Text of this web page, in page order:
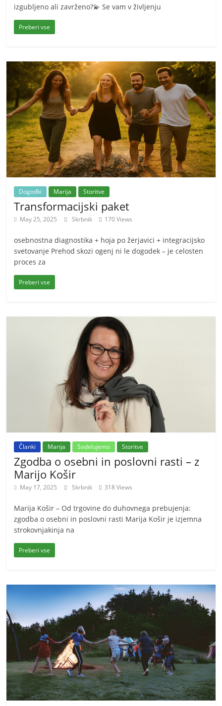
izgubljeno ali zavrženo?💫 Se vam v življenju
Preberi vse
Dogodki Marija Storitve
Transformacijski paket
May 25, 2025 Skrbnik 170 Views
osebnostna diagnostika + hoja po žerjavici + integracijsko
svetovanje Prehod skozi ogenj ni le dogodek – je celosten
proces za
Preberi vse
Članki Marija Sodelujemo Storitve
Zgodba o osebni in poslovni rasti – z
Marijo Košir
May 17, 2025 Skrbnik 318 Views
Marija Košir – Od trgovine do duhovnega prebujenja:
zgodba o osebni in poslovni rasti Marija Košir je izjemna
strokovnjakinja na
Preberi vse